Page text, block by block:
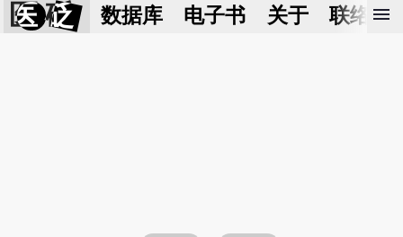
医 砭 数据库 电子书 关于 联络我
menu